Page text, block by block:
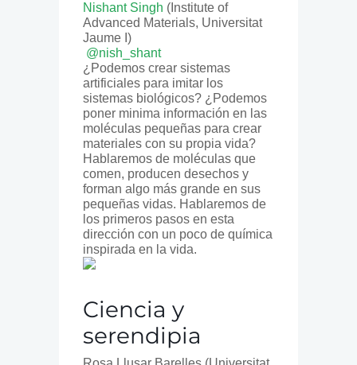
Nishant Singh (Institute of
Advanced Materials, Universitat
Jaume I)
@nish_shant
¿Podemos crear sistemas
artificiales para imitar los
sistemas biológicos? ¿Podemos
poner minima información en las
moléculas pequeñas para crear
materiales con su propia vida?
Hablaremos de moléculas que
comen, producen desechos y
forman algo más grande en sus
pequeñas vidas. Hablaremos de
los primeros pasos en esta
dirección con un poco de química
inspirada en la vida.
Ciencia y
serendipia